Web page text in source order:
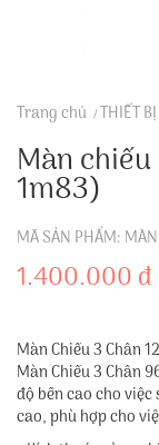
Trang chủ THIẾT
Màn
1m83)
MÃ SẢN PHẨM:
1.400.000 đ
Màn Chiếu 3 Chân
Màn Chiếu 3 Chân
độ bền cao cho
cao, phù hợp cho